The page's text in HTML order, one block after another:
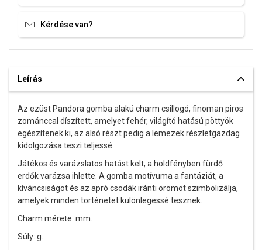
Kérdése van?
Leírás
Az ezüst Pandora gomba alakú charm csillogó, finoman piros
zománccal díszített, amelyet fehér, világító hatású pöttyök
egészítenek ki, az alsó részt pedig a lemezek részletgazdag
kidolgozása teszi teljessé.
Játékos és varázslatos hatást kelt, a holdfényben fürdő
erdők varázsa ihlette. A gomba motívuma a fantáziát, a
kíváncsiságot és az apró csodák iránti örömöt szimbolizálja,
amelyek minden történetet különlegessé tesznek.
Charm mérete: mm.
Súly: g.